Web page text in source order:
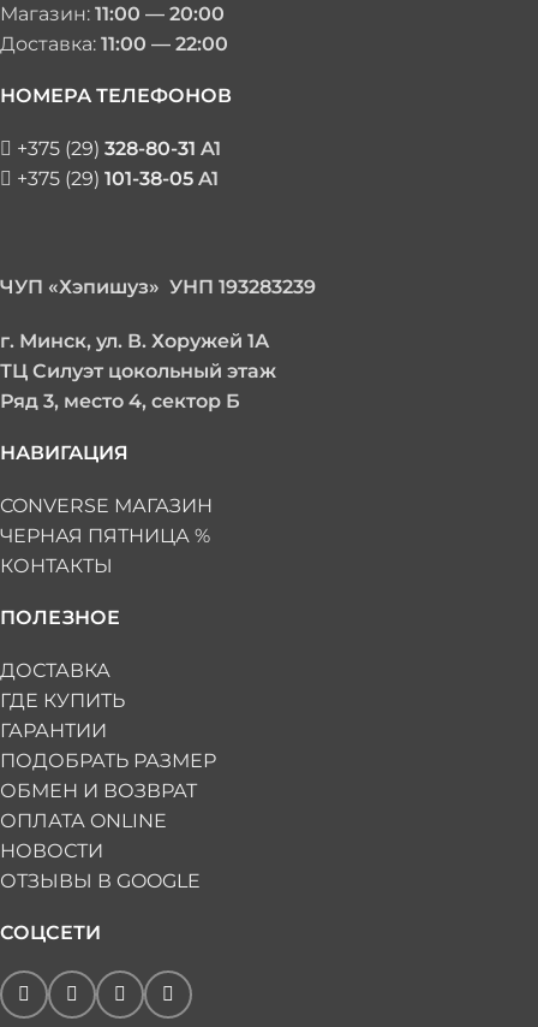
Магазин: 11:00 — 20:00
Доставка: 11:00 — 22:00
НОМЕРА ТЕЛЕФОНОВ
+375 (29) 328-80-31 A1
+375 (29) 101-38-05 A1
ЧУП «Хэпишуз» УНП 193283239
г. Минск, ул. В. Хоружей 1А
ТЦ Силуэт цокольный этаж
Ряд 3, место 4, сектор Б
НАВИГАЦИЯ
CONVERSE МАГАЗИН
ЧЕРНАЯ ПЯТНИЦА %
КОНТАКТЫ
ПОЛЕЗНОЕ
ДОСТАВКА
ГДЕ КУПИТЬ
ГАРАНТИИ
ПОДОБРАТЬ РАЗМЕР
ОБМЕН И ВОЗВРАТ
ОПЛАТА ONLINE
НОВОСТИ
ОТЗЫВЫ В GOOGLE
СОЦСЕТИ